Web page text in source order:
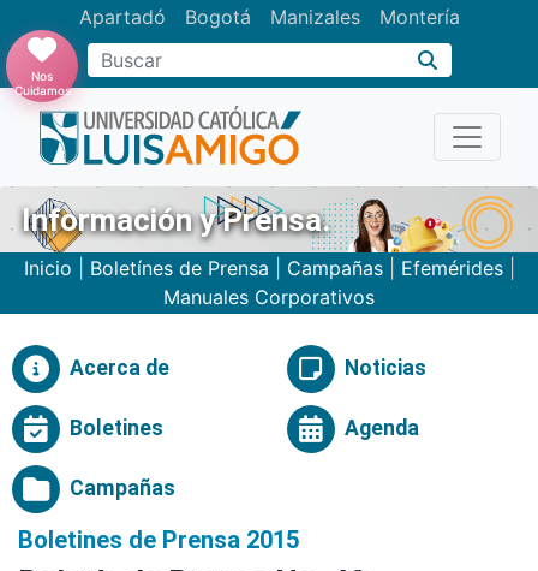
Apartadó Bogotá Manizales Montería
Buscar
Nos
Cuidamos
Información y Prensa.
Inicio Boletínes de Prensa Campañas| Efemérides|
Manuales Corporativos
Acerca de Noticias
Boletines Agenda
Campañas
Boletines de Prensa 2015